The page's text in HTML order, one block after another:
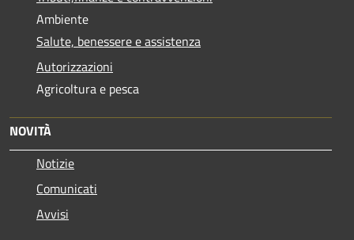
Ambiente
Salute, benessere e assistenza
Autorizzazioni
Agricoltura e pesca
NOVITÀ
Notizie
Comunicati
Avvisi